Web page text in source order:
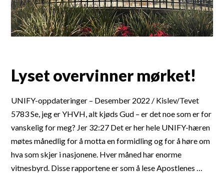
Lyset overvinner mørket!
UNIFY-oppdateringer – Desember 2022 / Kislev/Tevet
5783 Se, jeg er YHVH, alt kjøds Gud – er det noe som er for
vanskelig for meg? Jer 32:27 Det er her hele UNIFY-hæren
møtes månedlig for å motta en formidling og for å høre om
hva som skjer i nasjonene. Hver måned har enorme
vitnesbyrd. Disse rapportene er som å lese Apostlenes …